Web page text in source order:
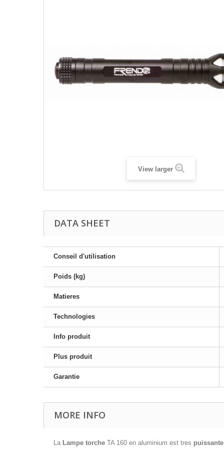
View larger
DATA SHEET
Conseil d'utilisation
Poids (kg)
Matieres
Technologies
Info produit
Plus produit
Garantie
MORE INFO
La Lampe torche TA 160 en aluminium est tres puissante